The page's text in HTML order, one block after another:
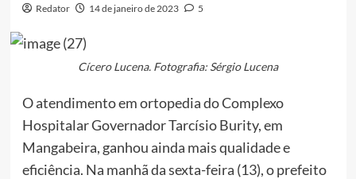
Redator 14 de janeiro de 2023 5
Cícero Lucena. Fotografia: Sérgio Lucena
O atendimento em ortopedia do Complexo
Hospitalar Governador Tarcísio Burity, em
Mangabeira, ganhou ainda mais qualidade e
eficiência. Na manhã da sexta-feira (13), o prefeito